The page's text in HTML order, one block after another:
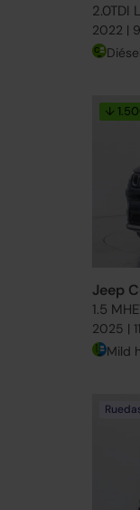
2.0TDI
2022 |
Diésel
↓
Jeep
1.5
2025 |
Mild